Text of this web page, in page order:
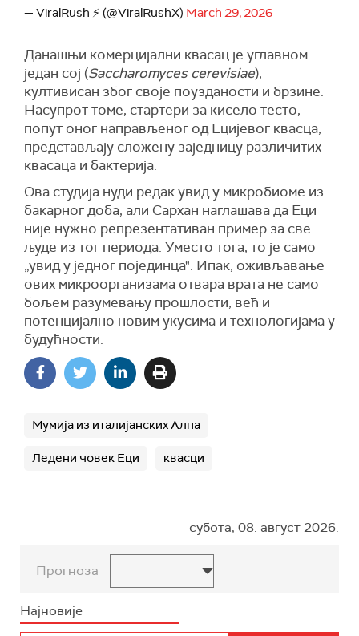
— ViralRush ⚡ (@ViralRushX) March 29, 2026
Данашњи комерцијални квасац је углавном
један сој (Saccharomyces cerevisiae),
култивисан због своје поузданости и брзине.
Насупрот томе, стартери за кисело тесто,
попут оног направљеног од Ецијевог квасца,
представљају сложену заједницу различитих
квасаца и бактерија.
Ова студија нуди редак увид у микробиоме из
бакарног доба, али Сархан наглашава да Еци
није нужно репрезентативан пример за све
људе из тог периода. Уместо тога, то је само
„увид у једног појединца". Ипак, оживљавање
ових микроорганизама отвара врата не само
бољем разумевању прошлости, већ и
потенцијално новим укусима и технологијама у
будућности.
Мумија из италијанских Алпа
Ледени човек Еци квасци
субота, 08. август 2026.
Прогноза
Најновије